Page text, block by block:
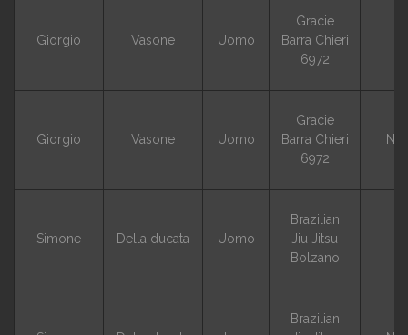
Giorgio Vasone Uomo
Gracie
Barra Chieri
6972
Giorgio Vasone Uomo
Gracie
Barra Chieri
6972
Simone Della ducata Uomo
Brazilian
Jiu Jitsu
Bolzano
Brazilian